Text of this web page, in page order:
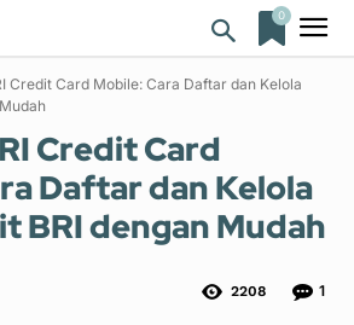
0
Credit Card Mobile: Cara Daftar dan Kelola
Credit Card
Daftar dan Kelola
BRI dengan Mudah
1
2208